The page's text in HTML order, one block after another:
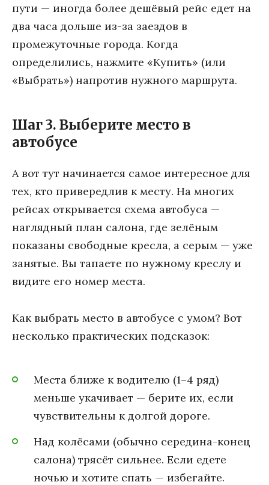
пути — иногда более дешёвый рейс едет на
два часа дольше из-за заездов в
промежуточные города. Когда
определились, нажмите «Купить» (или
«Выбрать») напротив нужного маршрута.
Шаг 3. Выберите место в
автобусе
А вот тут начинается самое интересное для
тех, кто привередлив к месту. На многих
рейсах открывается схема автобуса —
наглядный план салона, где зелёным
показаны свободные кресла, а серым — уже
занятые. Вы тапаете по нужному креслу и
видите его номер места.
Как выбрать место в автобусе с умом? Вот
несколько практических подсказок:
Места ближе к водителю (1–4 ряд)
меньше укачивает — берите их, если
чувствительны к долгой дороге.
Над колёсами (обычно середина-конец
салона) трясёт сильнее. Если едете
ночью и хотите спать — избегайте.